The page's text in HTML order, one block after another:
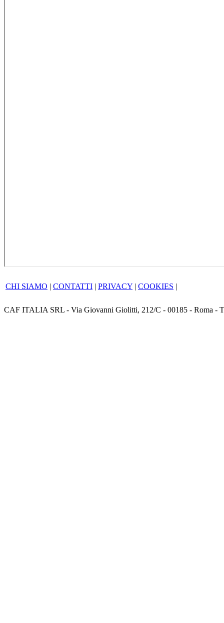
CHI SIAMO | CONTATTI | PRIVACY | COOKIES |
CAF ITALIA SRL - Via Giovanni Giolitti, 212/C - 00185 - Roma -